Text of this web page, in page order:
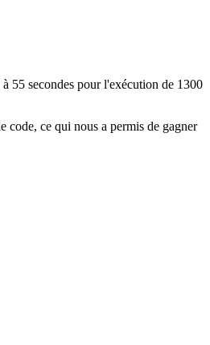
55 secondes pour l'exécution de 1300
code, ce qui nous a permis de gagner